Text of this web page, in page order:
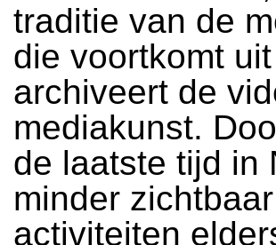
traditie van de
die voortkomt
archiveert de
mediakunst.
de laatste tijd in
minder
activiteiten